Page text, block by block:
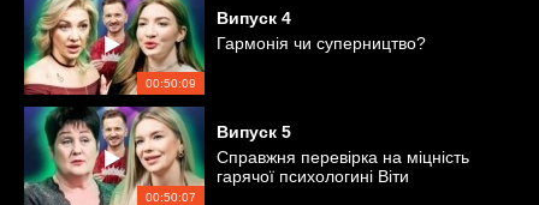
00:50:09
Випуск 4
Гармонія чи суперництво?
00:50:07
Випуск 5
Справжня перевірка на міцність
гарячої психологині Віти